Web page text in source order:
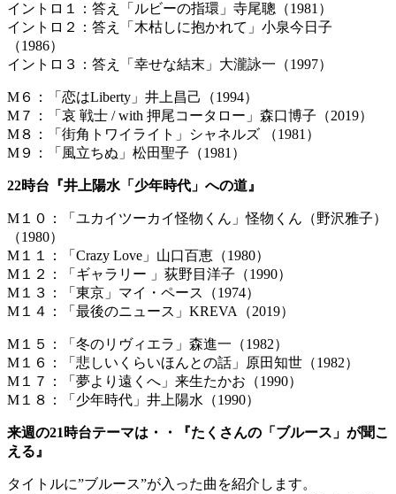
イントロ１：答え「ルビーの指環」寺尾聰（1981）
イントロ２：答え「木枯しに抱かれて」小泉今日子
（1986）
イントロ３：答え「幸せな結末」大瀧詠一（1997）
M６：「恋はLiberty」井上昌己（1994）
M７：「哀 戦士 / with 押尾コータロー」森口博子（2019）
M８：「街角トワイライト」シャネルズ （1981）
M９：「風立ちぬ」松田聖子（1981）
22時台『井上陽水「少年時代」への道』
M１０：「ユカイツーカイ怪物くん」怪物くん（野沢雅子）
（1980）
M１１：「Crazy Love」山口百恵（1980）
M１２：「ギャラリー 」荻野目洋子（1990）
M１３：「東京」マイ・ペース（1974）
M１４：「最後のニュース」KREVA（2019）
M１５：「冬のリヴィエラ」森進一（1982）
M１６：「悲しいくらいほんとの話」原田知世（1982）
M１７：「夢より遠くへ」来生たかお（1990）
M１８：「少年時代」井上陽水（1990）
来週の21時台テーマは・・『たくさんの「ブルース」が聞こ
える』
タイトルに”ブルース”が入った曲を紹介します。